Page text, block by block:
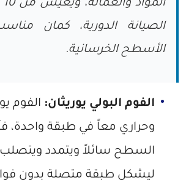
الصيانة الدورية، كمان
الأسطح الخرسانية.
الفوم البولي يوريثان: الفوم
وحراري معاً في طبقة واحدة،
السطح سائلاً ويتمدد ويتصلب
ليشكل طبقة متصلة بدون